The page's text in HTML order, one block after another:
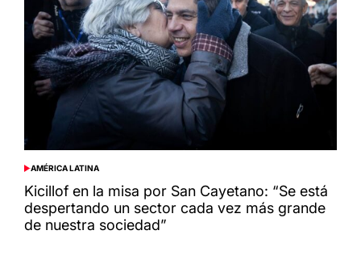
POSTED
IN
AMÉRICA LATINA
Kicillof en la misa por San Cayetano: “Se está
despertando un sector cada vez más grande
de nuestra sociedad”